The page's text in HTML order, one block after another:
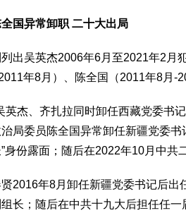
异常卸职 二十大出局
吴英杰2006年6月至2021年2月
年8月）、陈全国（2011年8月-
、齐扎拉同时卸任西藏党委书记
局委员陈全国异常卸任新疆党委
身份露面；随后在2022年10月中共
年8月卸任新疆党委书记后出
长；随后在中共十九大后担任任